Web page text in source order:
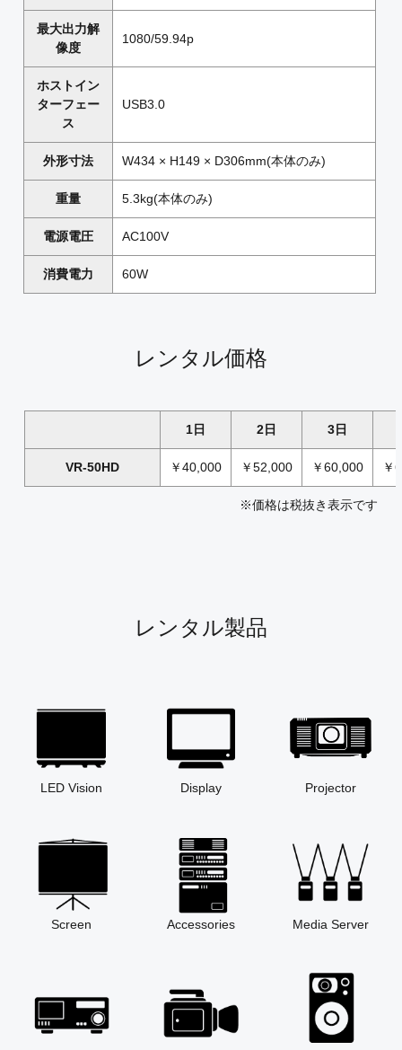
最大出力解
像度
1080/59.94p
ホストイン
ターフェー
ス
USB3.0
外形寸法 W434 × H149 × D306mm(本体のみ)
重量 5.3kg(本体のみ)
電源電圧 AC100V
消費電力 60W
レンタル価格
1日 2日 3日
VR-50HD ￥40,000 ￥52,000 ￥60,000 ￥
※価格は税抜き表示です
レンタル製品
LED Vision Display Projector
Screen Accessories Media Server